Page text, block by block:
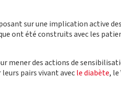
sur une implication active
ont été construits avec les
mener des actions de
pairs vivant avecle diabète, le